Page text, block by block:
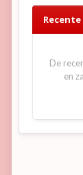
De
en